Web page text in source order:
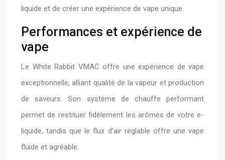
liquide et de créer une expérience de vape unique.
Performances et expérience de
vape
Le White Rabbit VMAC offre une expérience de vape
exceptionnelle, alliant qualité de la vapeur et production
de saveurs. Son système de chauffe performant
permet de restituer fidèlement les arômes de votre e-
liquide, tandis que le flux d’air réglable offre une vape
fluide et agréable.